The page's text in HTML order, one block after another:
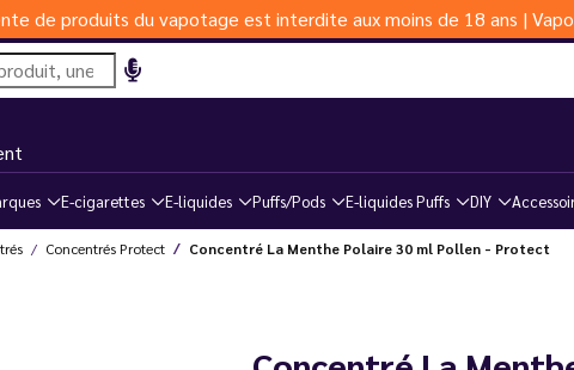
de produits du vapotage est interdite aux moins de 18 ans |
E-cigarettes E-liquides Puffs/Pods E-liquides Puffs DIY
Concentrés Protect Concentré La Menthe Polaire 30 ml Pollen - Protect